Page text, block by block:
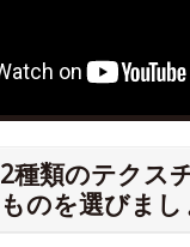
種類のテクス
のを選びまし